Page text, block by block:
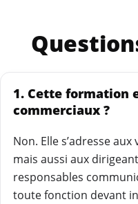
1. Cette formation
commerciaux ?
Non. Elle s’adresse
mais aussi aux
responsables
toute fonction devant